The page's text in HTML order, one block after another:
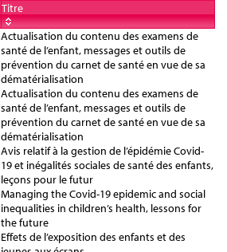
Titre
Actualisation du contenu des examens de
santé de l’enfant, messages et outils de
prévention du carnet de santé en vue de sa
dématérialisation
Actualisation du contenu des examens de
santé de l’enfant, messages et outils de
prévention du carnet de santé en vue de sa
dématérialisation
Avis relatif à la gestion de l’épidémie Covid-
19 et inégalités sociales de santé des enfants,
leçons pour le futur
Managing the Covid-19 epidemic and social
inequalities in children’s health, lessons for
the future
Effets de l’exposition des enfants et des